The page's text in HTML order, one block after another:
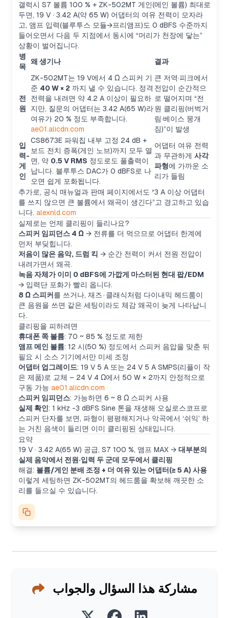
갤럭시 S7 볼륨 100 % + ZK-502MT 게인(메인 볼륨) 최대로
두면, 19 V · 3.42 A(약 65 W) 어댑터의 여유 전력이 모자라
고, 앰프 입력(블루투스 모듈→프리앰프)도 0 dBFS 수준까지
들어오면서 다음 두 지점에서 동시에 “머리가 천장에 닿는”
상황이 벌어집니다.
병
목
왜 생기나 결과
전
원
ZK-502MT는 19 V에서 4 Ω 스피커 기
준 40 W × 2 까지 낼 수 있습니다. 정격
전력을 내려면 약 4.2 A 이상이 필요하
지만, 질문의 어댑터는 3.42 A(65 W)라
여유가 20 % 정도 부족합니다.
ae01.alicdn.com
큰 저역·피크에서
전압이 순간적으
로 떨어지며 “전
원 클리핑(버벅거
림·베이스 뭉개
짐)”이 발생
입
력-
게
인
CS8673E 파워칩 내부 고정 24 dB +
보드 전치 증폭(게인 노브)까지 모두 열
면, 약 0.5 V RMS 정도로도 풀출력이
납니다. 블루투스 DAC가 0 dBFS로 나
오면 쉽게 포화됩니다.
어댑터 여유 전력
과 무관하게 사각
파형에 가까운 소
리가 들림
추가로, 공식 매뉴얼과 판매 페이지에서도 “3 A 이상 어댑터
를 쓰지 않으면 큰 볼륨에서 왜곡이 생긴다”고 경고하고 있습
니다. alexnld.com
실제로는 언제 클리핑이 들리나요?
스피커 임피던스 4 Ω → 전류를 더 먹으므로 어댑터 한계에
먼저 부딪힙니다.
저음이 많은 음악, 드럼 킥 → 순간 전력이 커서 전원 전압이
내려가면서 왜곡.
녹음 자체가 이미 0 dBFS에 가깝게 마스터된 현대 팝/EDM
→ 입력단 포화가 빨리 옵니다.
8 Ω 스피커 를 쓰거나, 재즈 · 클래식처럼 다이내믹 헤드룸이
큰 음원을 쓰면 같은 세팅이라도 체감 왜곡이 늦게 나타납니
다.
클리핑을 피하려면
휴대폰 쪽 볼륨: 70 ~ 85 % 정도로 제한
앰프 메인 볼륨: 12 시(50 %) 정도에서 스피커 음압을 맞춘 뒤
필요 시 소스 기기에서만 미세 조정
어댑터 업그레이드: 19 V 5 A 또는 24 V 5 A SMPS(리플이 작
은 제품)로 교체 – 24 V 4 Ω에서 50 W × 2까지 안정적으로
구동 가능 ae01.alicdn.com
스피커 임피던스: 가능하면 6 ~ 8 Ω 스피커 사용
실제 확인 : 1 kHz -3 dBFS Sine 톤을 재생해 오실로스코프로
스피커 단자를 보면, 파형이 평평해지거나 악곡에서 ‘쉬익’ 하
는 거친 음색이 들리면 이미 클리핑된 상태입니다.
요약
19 V · 3.42 A(65 W) 공급, S7 100 %, 앰프 MAX → 대부분의
실제 음악에서 전원·입력 두 군데 모두에서 클리핑
해결: 볼륨/게인 분배 조정 + 더 여유 있는 어댑터(≥ 5 A) 사용
이렇게 세팅하면 ZK-502MT의 헤드룸을 확보해 깨끗한 소
리를 들으실 수 있습니다.
مشاركة هذا السؤال والجواب